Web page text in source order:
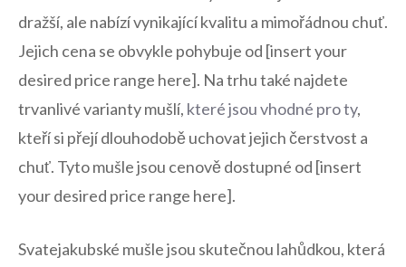
dražší, ale nabízí​ vynikající​ kvalitu⁤ a mimořádnou chuť.
Jejich ​cena se obvykle pohybuje od [insert your
desired price range here]. Na trhu také najdete
‌trvanlivé varianty ⁤mušlí, které ⁢jsou vhodné‌ pro ty,
kteří si přejí dlouhodobě uchovat jejich čerstvost a‌
chuť. Tyto mušle‍ jsou‌ cenově dostupné od [insert
your desired price range here].
Svatejakubské mušle jsou ‍skutečnou lahůdkou, ‌která